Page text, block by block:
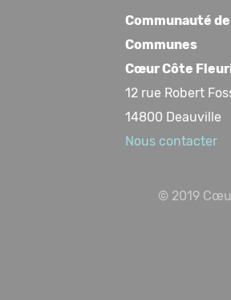
Communauté de
Communes
Cœur Côte
12 rue Robert
14800 Deauville
Nous contacter
© 2019